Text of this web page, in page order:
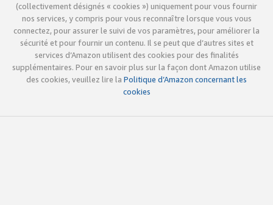
(collectivement désignés « cookies ») uniquement pour vous fournir
nos services, y compris pour vous reconnaître lorsque vous vous
connectez, pour assurer le suivi de vos paramètres, pour améliorer la
sécurité et pour fournir un contenu. Il se peut que d’autres sites et
services d’Amazon utilisent des cookies pour des finalités
supplémentaires. Pour en savoir plus sur la façon dont Amazon utilise
des cookies, veuillez lire la Politique d’Amazon concernant les
cookies